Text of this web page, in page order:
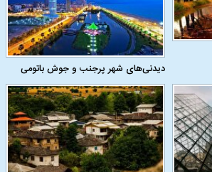
دیدنی‌های شهر پرجنب و جوش باتومی